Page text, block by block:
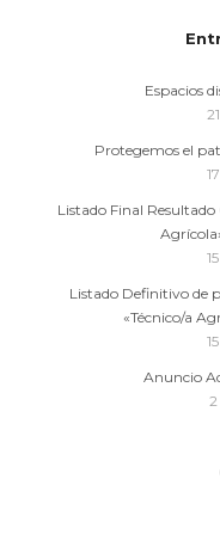
Espacios
Protegemos el
Listado Final
Listado Definitivo de
«Técnico/a
Anuncio